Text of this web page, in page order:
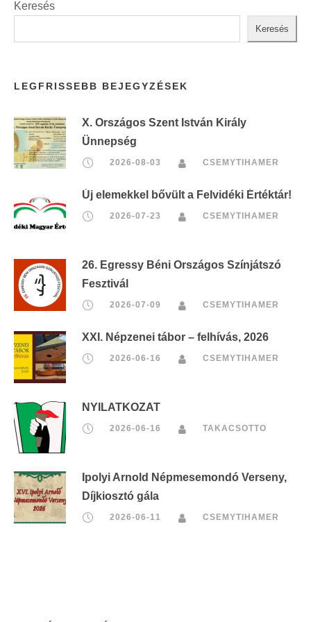
Keresés
Keresés
LEGFRISSEBB BEJEGYZÉSEK
X. Országos Szent István Király
Ünnepség
2026-08-03 CSEMYTIHAMER
Új elemekkel bővült a Felvidéki Értéktár!
2026-07-23 CSEMYTIHAMER
26. Egressy Béni Országos Színjátszó
Fesztivál
2026-07-09 CSEMYTIHAMER
XXI. Népzenei tábor – felhívás, 2026
2026-06-16 CSEMYTIHAMER
NYILATKOZAT
2026-06-16 TAKACSOTTO
Ipolyi Arnold Népmesemondó Verseny,
Díjkiosztó gála
2026-06-11 CSEMYTIHAMER